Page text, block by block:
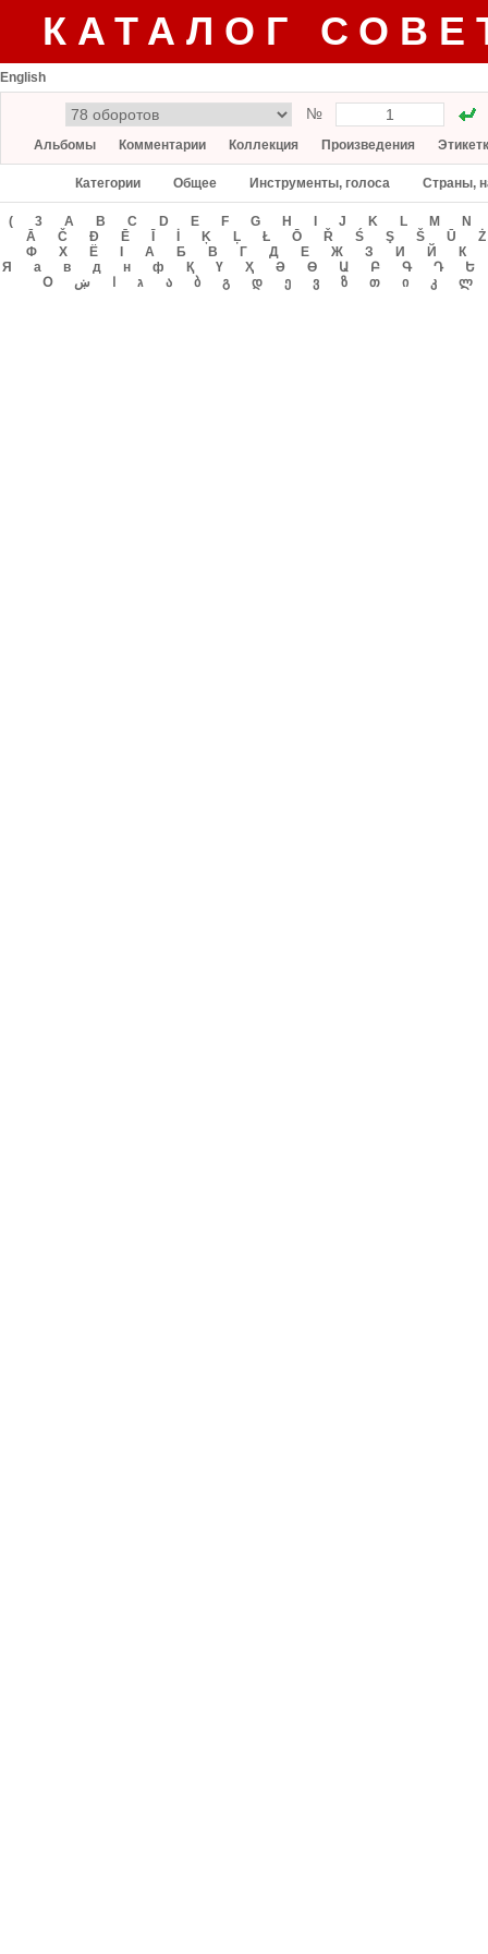
КАТАЛОГ
English
№
Альбомы Комментарии Коллекция Произведения
Категории Общее Инструменты, голоса Страны,
( 3 A B C D E F G H J K L M
N
Ā
Č Đ Ē Ķ Ļ Ł Ō Ř Ś Ş Š Ū
Ż
Φ
Χ Ё А Б В Г Д Е Ж З И Й
К
Я
а в д н ф Қ Ү Ҳ Ә Ө Ա Բ Գ Դ
Ե
Օ
ג ښ ა ბ გ დ ე ვ ზ თ ი კ ლ